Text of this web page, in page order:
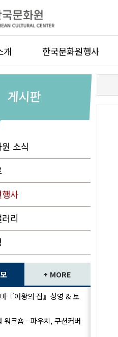
개 한국문화원행사
게시판
소식
행사
리
+ MORE
『여왕의 집』상영 & 토
워크숍 - 파우치, 쿠션커버